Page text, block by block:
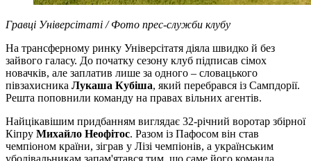
Гравці Універсітаті / Фото прес-служби клубу
На трансферному ринку Універсітатя діяла швидко й без
зайвого галасу. До початку сезону клуб підписав сімох
новачків, але заплатив лише за одного – словацького
півзахисника Лукаша Кубіша, який перебрався із Сампдорії.
Решта поповнили команду на правах вільних агентів.
Найцікавішим придбанням виглядає 32-річний воротар збірної
Кіпру Михайло Неофітос. Разом із Пафосом він став
чемпіоном країни, зіграв у Лізі чемпіонів, а українським